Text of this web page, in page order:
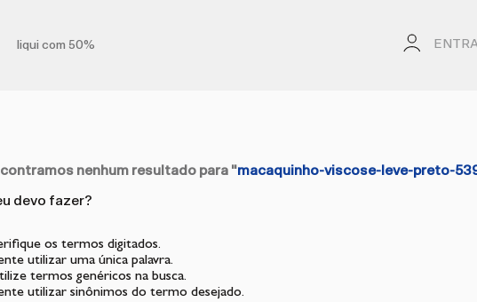
liqui com 50%
nenhum resultado para "macaquinho-viscose-leve-preto-
devo fazer?
os termos digitados.
utilizar uma única palavra.
termos genéricos na busca.
utilizar sinônimos do termo desejado.